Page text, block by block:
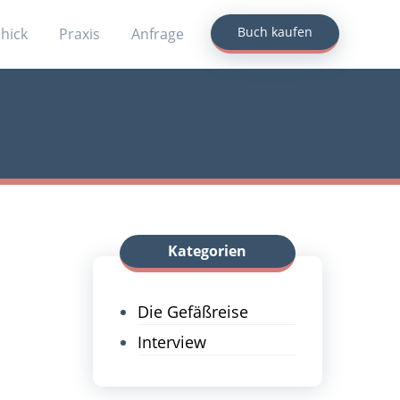
Buch kaufen
Praxis Anfrage
Kategorien
Die Gefäßreise
Interview